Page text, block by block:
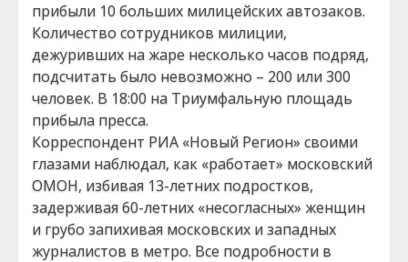
прибыли 10 больших милицейских автозаков.
Количество сотрудников милиции,
дежуривших на жаре несколько часов подряд,
подсчитать было невозможно – 200 или 300
человек. В 18:00 на Триумфальную площадь
прибыла пресса.
Корреспондент РИА «Новый Регион» своими
глазами наблюдал, как «работает» московский
ОМОН, избивая 13-летних подростков,
задерживая 60-летних «несогласных» женщин
и грубо запихивая московских и западных
журналистов в метро. Все подробности в